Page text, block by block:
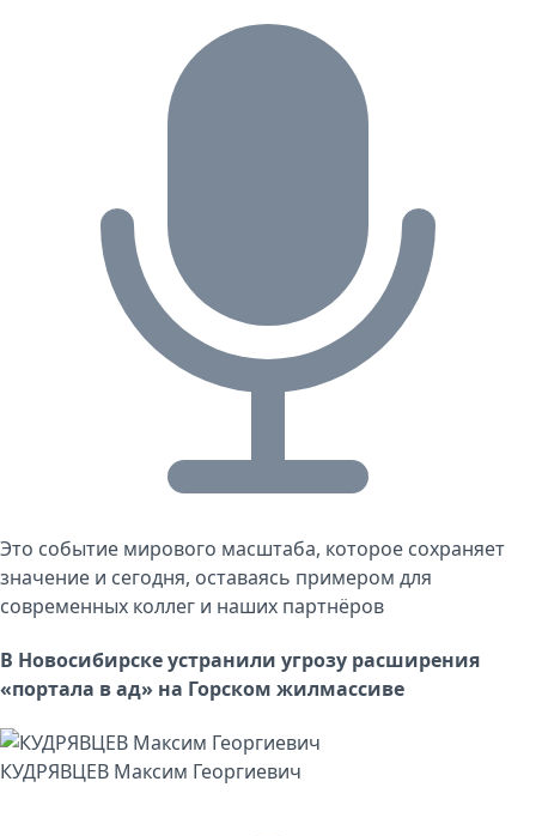
Это событие мирового масштаба, которое сохраняет
значение и сегодня, оставаясь примером для
современных коллег и наших партнёров
В Новосибирске устранили угрозу расширения
«портала в ад» на Горском жилмассиве
КУДРЯВЦЕВ Максим Георгиевич